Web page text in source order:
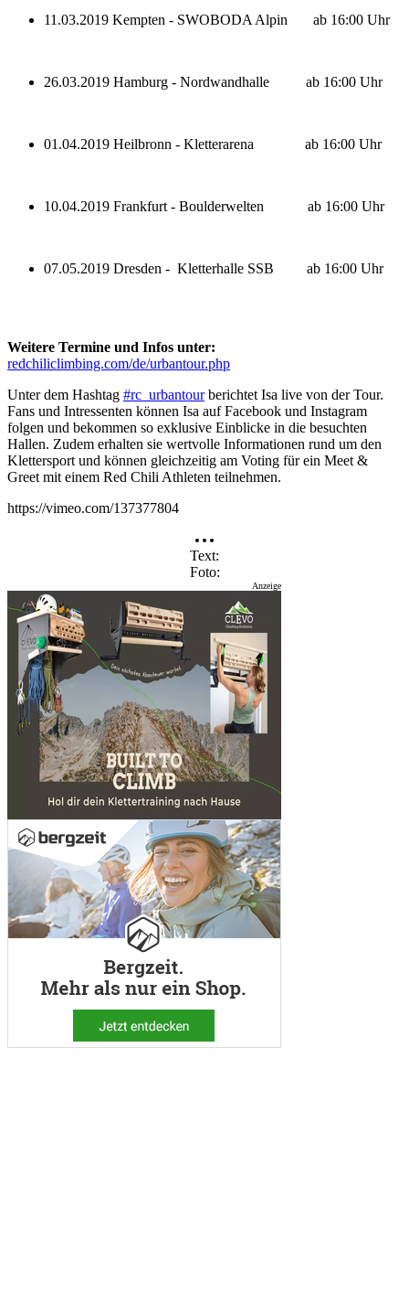
11.03.2019 Kempten - SWOBODA Alpin ab 16:00 Uhr
26.03.2019 Hamburg - Nordwandhalle ab 16:00 Uhr
01.04.2019 Heilbronn - Kletterarena ab 16:00 Uhr
10.04.2019 Frankfurt - Boulderwelten ab 16:00 Uhr
07.05.2019 Dresden - Kletterhalle SSB ab 16:00 Uhr
Weitere Termine und Infos unter:
redchiliclimbing.com/de/urbantour.php
Unter dem Hashtag #rc_urbantourberichtet Isa live von der Tour.
Fans und Intressenten können Isa auf Facebook und Instagram
folgen und bekommen so exklusive Einblicke in die besuchten
Hallen. Zudem erhalten sie wertvolle Informationen rund um den
Klettersport und können gleichzeitig am Voting für ein Meet &
Greet mit einem Red Chili Athleten teilnehmen.
https://vimeo.com/137377804
Text
Foto
Anzeige